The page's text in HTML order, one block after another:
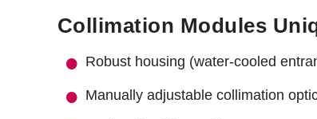
Collimation Modules
Robust housing (water-cooled
Manually adjustable collimation